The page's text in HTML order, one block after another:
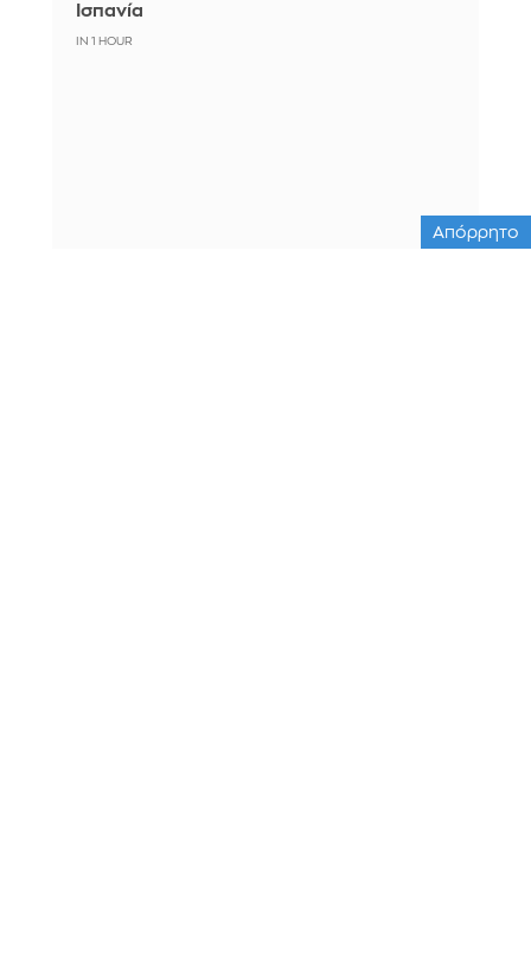
Ισπανία
IN 1 HOUR
Απόρρητο